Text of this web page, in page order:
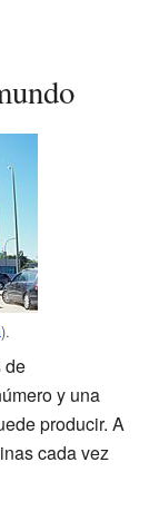
).
de
y una
producir. A
cada vez